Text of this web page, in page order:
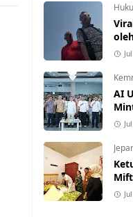
AI